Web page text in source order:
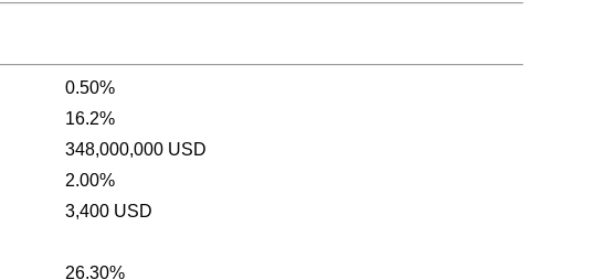
0.50%
16.2%
348,000,000 USD
2.00%
3,400 USD
26.30%